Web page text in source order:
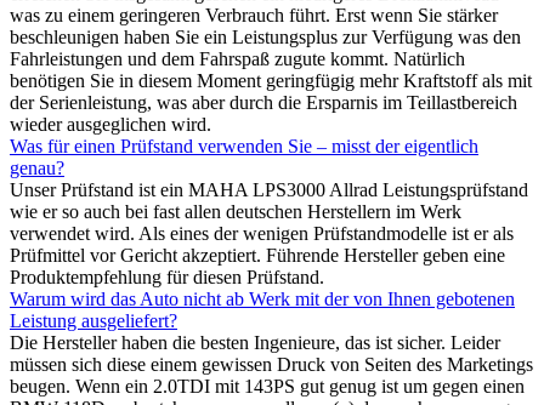
was zu einem geringeren Verbrauch führt. Erst wenn Sie stärker
beschleunigen haben Sie ein Leistungsplus zur Verfügung was den
Fahrleistungen und dem Fahrspaß zugute kommt. Natürlich
benötigen Sie in diesem Moment geringfügig mehr Kraftstoff als mit
der Serienleistung, was aber durch die Ersparnis im Teillastbereich
wieder ausgeglichen wird.
Was für einen Prüfstand verwenden Sie – misst der eigentlich
genau?
Unser Prüfstand ist ein MAHA LPS3000 Allrad Leistungsprüfstand
wie er so auch bei fast allen deutschen Herstellern im Werk
verwendet wird. Als eines der wenigen Prüfstandmodelle ist er als
Prüfmittel vor Gericht akzeptiert. Führende Hersteller geben eine
Produktempfehlung für diesen Prüfstand.
Warum wird das Auto nicht ab Werk mit der von Ihnen gebotenen
Leistung ausgeliefert?
Die Hersteller haben die besten Ingenieure, das ist sicher. Leider
müssen sich diese einem gewissen Druck von Seiten des Marketings
beugen. Wenn ein 2.0TDI mit 143PS gut genug ist um gegen einen